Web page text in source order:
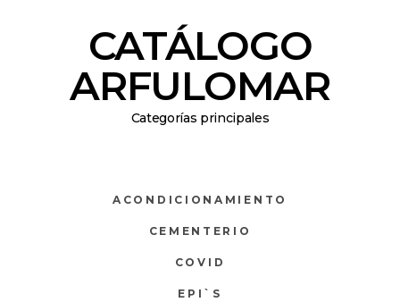
CATÁLOGO
ARFULOMAR
Categorías principales
ACONDICIONAMIENTO
CEMENTERIO
COVID
EPI`S